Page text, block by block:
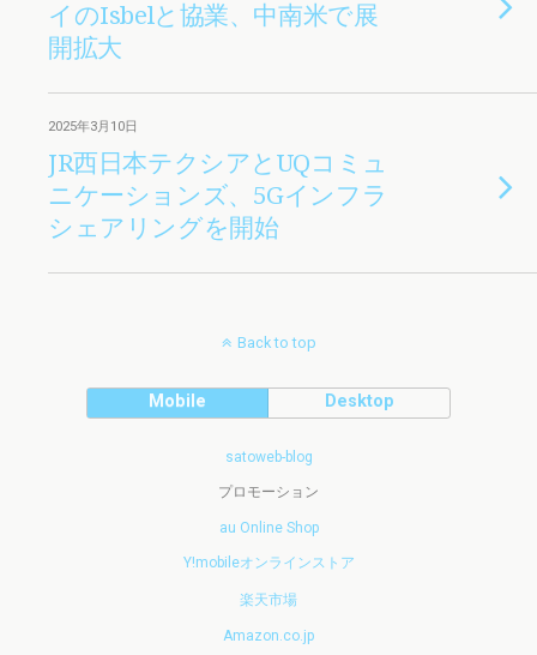
イのIsbelと協業、中南米で展
開拡大
2025年3月10日
JR西日本テクシアとUQコミュ
ニケーションズ、5Gインフラ
シェアリングを開始
Back to top
Mobile Desktop
satoweb-blog
プロモーション
au Online Shop
Y!mobileオンラインストア
楽天市場
Amazon.co.jp